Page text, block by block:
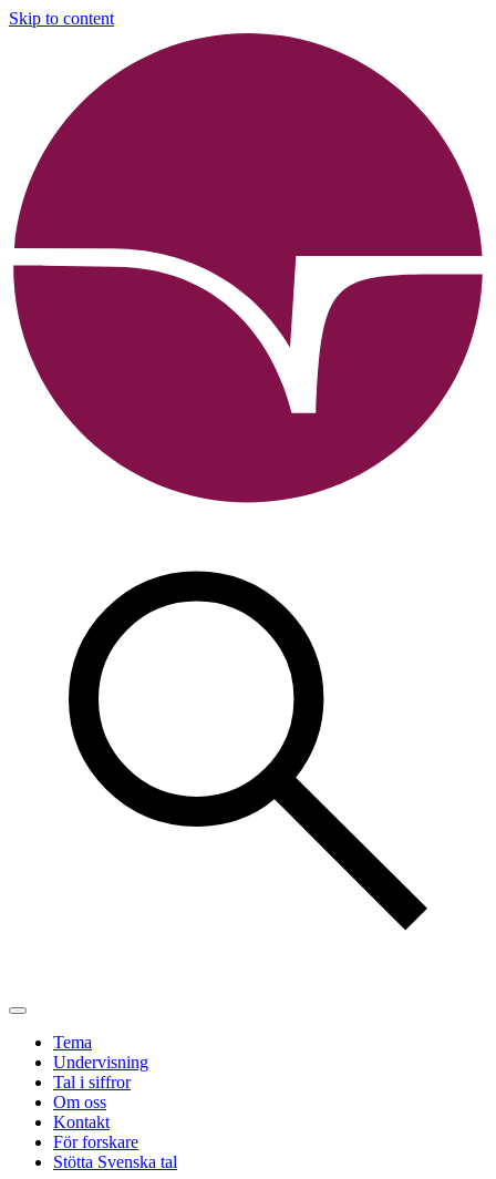
Skip to content
Tema
Undervisning
Tal i siffror
Om oss
Kontakt
För forskare
Stötta Svenska tal